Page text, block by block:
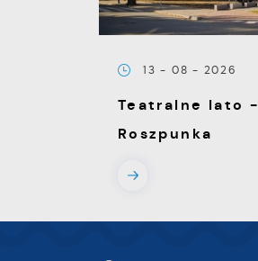
13 - 08 - 2026
Teatralne lato -
Roszpunka